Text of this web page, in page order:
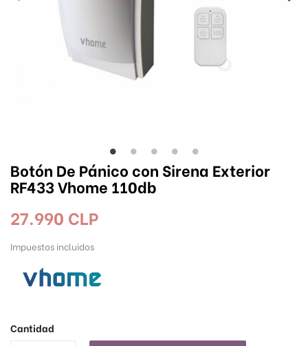
Botón De Pánico con Sirena Exterior
RF433 Vhome 110db
27.990 CLP
Impuestos incluidos
Cantidad